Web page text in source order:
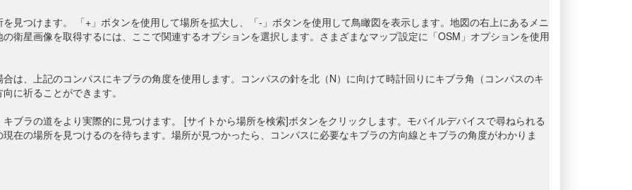
見つけます。 「+」ボタンを使用して場所を拡大し、「-」ボタンを使用して鳥瞰図を表示します。地図の右上にあるメニ
衛星画像を取得するには、ここで関連するオプションを選択します。さまざまなマップ設定に「OSM」オプションを使用
は、上記のコンパスにキブラの角度を使用します。コンパスの針を北（N）に向けて時計回りにキブラ角（コンパスのキ
に祈ることができます。
ブラの道をより実際的に見つけます。 [サイトから場所を検索]ボタンをクリックします。モバイルデバイスで尋ねられる
在の場所を見つけるのを待ちます。場所が見つかったら、コンパスに必要なキブラの方向線とキブラの角度がわかりま